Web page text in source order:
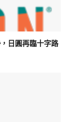
日圓再臨十字路